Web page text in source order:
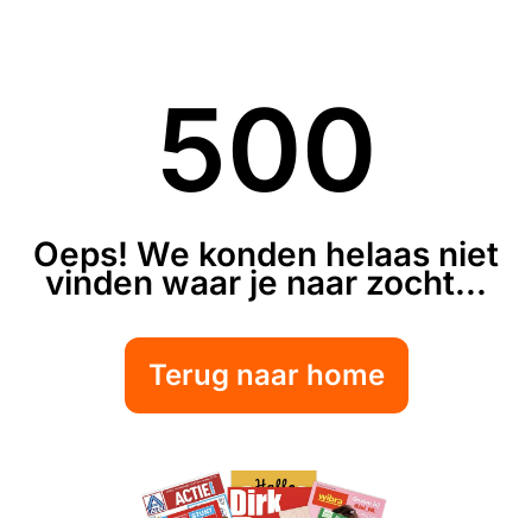
500
Oeps! We konden helaas niet
vinden waar je naar zocht...
Terug naar home